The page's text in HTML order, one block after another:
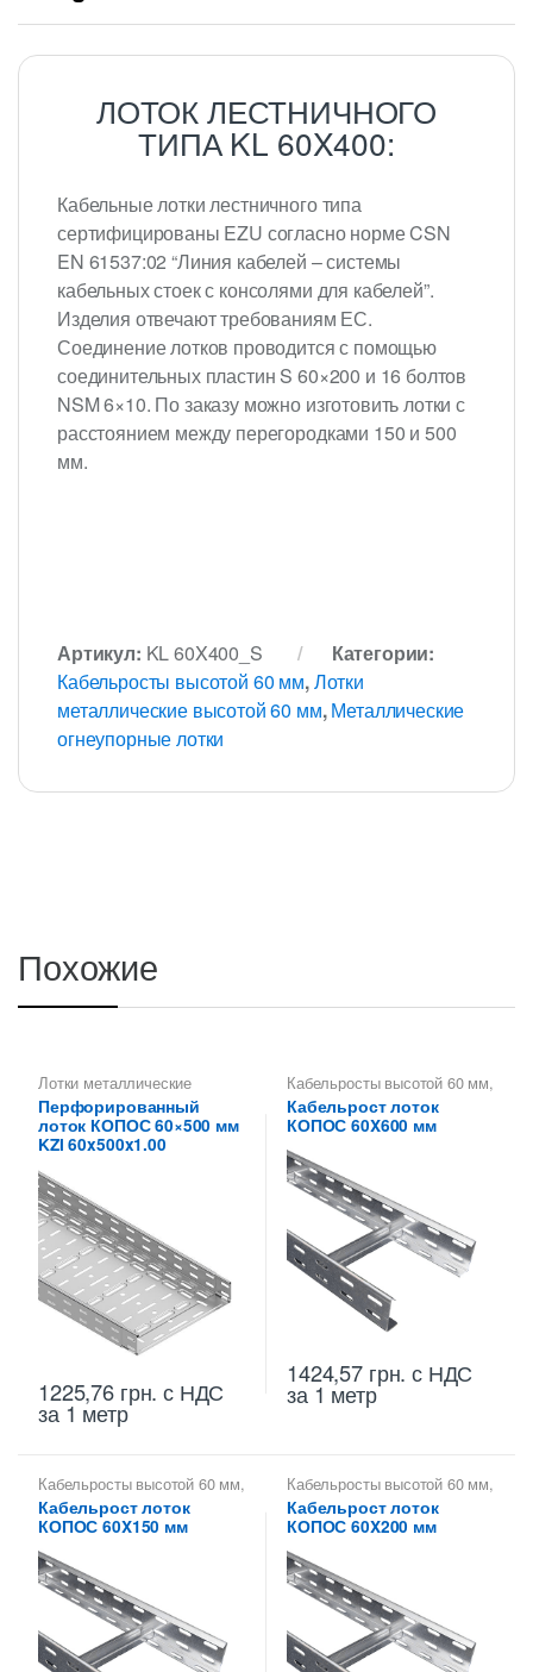
ЛОТОК ЛЕСТНИЧНОГО
ТИПА KL 60X400:
Кабельные лотки лестничного типа
сертифицированы EZU согласно норме CSN
EN 61537:02 “Линия кабелей – системы
кабельных стоек с консолями для кабелей”.
Изделия отвечают требованиям ЕС.
Соединение лотков проводится с помощью
соединительных пластин S 60×200 и 16 болтов
NSM 6×10. По заказу можно изготовить лотки с
расстоянием между перегородками 150 и 500
мм.
Артикул: KL 60X400_S
Категории:
Кабельросты высотой 60 мм,Лотки
металлические высотой 60 мм,Металлические
огнеупорные лотки
Похожие
Лотки металлические
высотой 60 мм
Металлические огнеупорные
лотки, Перфорированные
лотки высотой 60 мм
Перфорированный
лоток КОПОС 60×500 мм
KZI 60x500x1.00
1225,76 грн. с НДС
за 1 метр
Кабельросты высотой 60 мм,
Лотки металлические
высотой 60 мм,
Металлические огнеупорные
Кабельрост лоток
КОПОС 60X600 мм
1424,57 грн. с НДС
за 1 метр
Кабельросты высотой 60 мм,
Лотки металлические
высотой 60 мм,
Металлические огнеупорные
лотки
Кабельрост лоток
КОПОС 60X150 мм
Кабельросты высотой 60 мм,
Лотки металлические
высотой 60 мм,
Металлические огнеупорные
лотки
Кабельрост лоток
КОПОС 60X200 мм